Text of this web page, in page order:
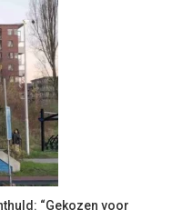
“Gekozen voor